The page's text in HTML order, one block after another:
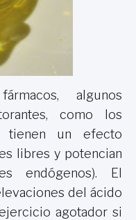
algunos
como los
tienen un efecto
libres y potencian
endógenos). El
del ácido
agotador si